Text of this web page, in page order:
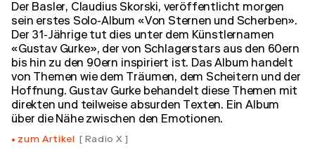
Der Basler, Claudius Skorski, veröffentlicht morgen
sein erstes Solo-Album «Von Sternen und Scherben».
Der 31-Jährige tut dies unter dem Künstlernamen
«Gustav Gurke», der von Schlagerstars aus den 60ern
bis hin zu den 90ern inspiriert ist. Das Album handelt
von Themen wie dem Träumen, dem Scheitern und der
Hoffnung. Gustav Gurke behandelt diese Themen mit
direkten und teilweise absurden Texten. Ein Album
über die Nähe zwischen den Emotionen.
zum Artikel Radio X